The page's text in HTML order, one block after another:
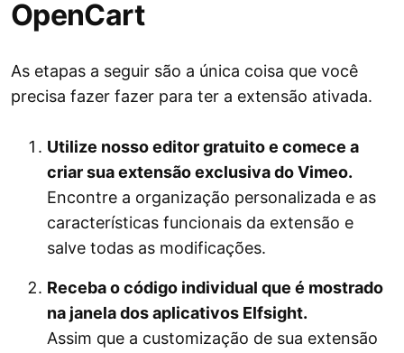
OpenCart
As etapas a seguir são a única coisa que você
precisa fazer fazer para ter a extensão ativada.
Utilize nosso editor gratuito e comece a
criar sua extensão exclusiva do Vimeo.
Encontre a organização personalizada e as
características funcionais da extensão e
salve todas as modificações.
Receba o código individual que é mostrado
na janela dos aplicativos Elfsight.
Assim que a customização de sua extensão